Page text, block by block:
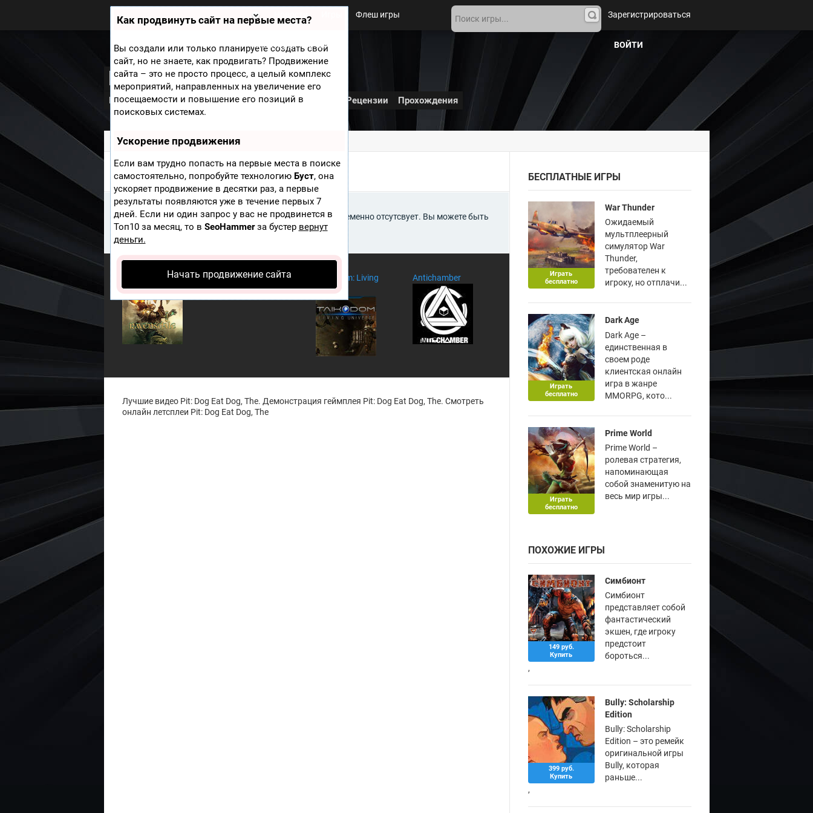
Как продвинуть сайт на первые места?
Вы создали или только планируете создать свой
сайт, но не знаете, как продвигать? Продвижение
сайта – это не просто процесс, а целый комплекс
мероприятий, направленных на увеличение его
посещаемости и повышение его позиций в
поисковых системах.
Ускорение продвижения
Если вам трудно попасть на первые места в поиске
самостоятельно, попробуйте технологию Буст, она
ускоряет продвижение в десятки раз, а первые
результаты появляются уже в течение первых 7
дней. Если ни один запрос у вас не продвинется в
Топ10 за месяц, то в SeoHammerза бустер вернут
деньги.
Начать продвижение сайта
Zobra.ru - Игровое сообщество -
все о играх
П
ф
ор
м
ы
Новости Флеш игры
Мини игры О сайте
На
йти
Зарегистрироваться
ВОЙТИ
Pit: Dog Eat Dog, The
Новости Скриншоты Видео Обои Дополнения Рецензии Прохождения
Zobra.ru»Игры» Pit: Dog Eat Dog, The
ВИДЕО PIT: DOG EAT DOG, THE
Информация
К сожалению Видео из игры Pit: Dog Eat Dog, The временно отсутсвует. Вы можете быть
первым кто добавит Видео к этой игре.
Опубликовать Видео
Secret Files 3
Taikodom: Living
Universe
Antichamber
Лучшие видео Pit: Dog Eat Dog, The. Демонстрация геймплея Pit: Dog Eat Dog, The. Смотреть
онлайн летсплеи Pit: Dog Eat Dog, The
БЕСПЛАТНЫЕ ИГРЫ
Играть
бесплатно
War Thunder
Ожидаемый
мультплеерный
симулятор War
Thunder,
требователен к
игроку, но отплачи...
Играть
бесплатно
Dark Age
Dark Age –
единственная в
своем роде
клиентская онлайн
игра в жанре
MMORPG, кото...
Играть
бесплатно
Prime World
Prime World –
ролевая стратегия,
напоминающая
собой знаменитую на
весь мир игры...
ПОХОЖИЕ ИГРЫ
149 руб.
Купить
,
Симбионт
Симбионт
представляет собой
фантастический
экшен, где игроку
предстоит
бороться...
399 руб.
Купить
,
Bully: Scholarship
Edition
Bully: Scholarship
Edition – это ремейк
оригинальной игры
Bully, которая
раньше...